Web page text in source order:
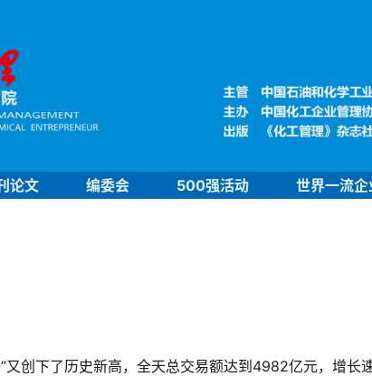
论文 编委会 500强活动 世界一流
又创下了历史新高，全天总交易额达到4982亿元，增长